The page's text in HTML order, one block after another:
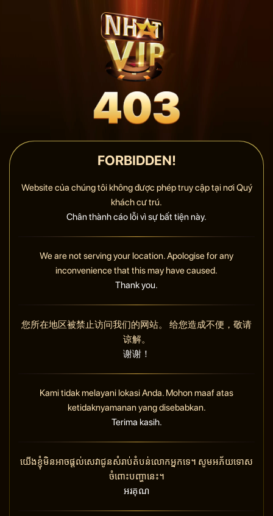
FORBIDDEN!
Website của chúng tôi không được phép truy cập tại nơi Quý
khách cư trú.
Chân thành cáo lỗi vì sự bất tiện này.
We are not serving your location. Apologise for any
inconvenience that this may have caused.
Thank you.
您所在地区被禁止访问我们的网站。 给您造成不便，敬请
谅解。
谢谢！
Kami tidak melayani lokasi Anda. Mohon maaf atas
ketidaknyamanan yang disebabkan.
Terima kasih.
យើងខ្ញុំមិនអាចផ្តល់សេវាជូនសំរាប់តំបន់លោកអ្នកទេ។ សូមអភ័យទោស
ចំពោះបញ្ហានេះ។
អរគុណ